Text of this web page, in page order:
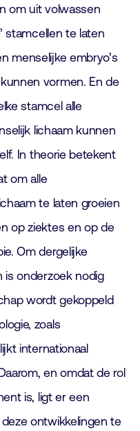
om uit volwassen
stamcellen te laten
menselijke embryo’s
vormen. En de
stamcel alle
lichaam kunnen
In theorie betekent
om alle
te laten groeien
op ziektes en op de
Om dergelijke
is onderzoek nodig
wordt gekoppeld
zoals
internationaal
en omdat de rol
is, ligt er een
ontwikkelingen te